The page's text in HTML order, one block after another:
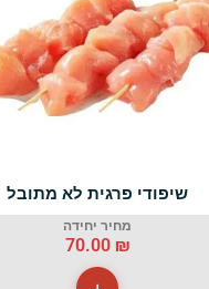
שיפודי פרגית לא מתובל
מחיר יחידה
70.00